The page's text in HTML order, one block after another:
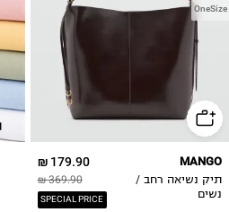
OneSize
179.90 ₪
369.90 ₪
SPECIAL PRICE
MANGO
תיק נשיאה רחב /
נשים